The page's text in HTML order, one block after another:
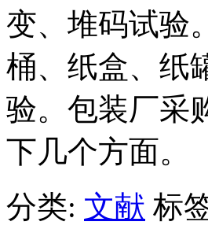
变、堆码试验
桶、纸盒、纸
验。包装厂采
下几个方面。
分类: 文献 标